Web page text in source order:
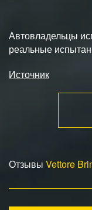
Автовладельцы
реальные
Источник
Отзывы Vettore